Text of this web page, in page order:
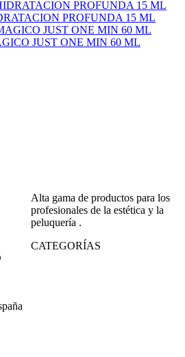
PROFUNDA 15 ML
JUST ONE MIN 60 ML
Alta gama de productos para los
profesionales de la estética y la
peluquería .
CATEGORÍAS